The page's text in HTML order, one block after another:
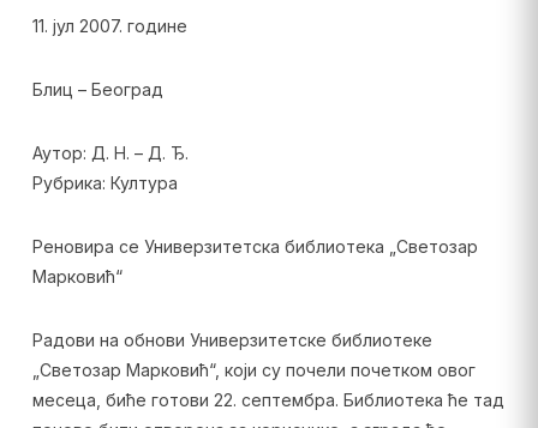
11. јул 2007. године
Блиц – Београд
Аутор: Д. Н. – Д. Ђ.
Рубрика: Култура
Реновира се Универзитетска библиотека „Светозар
Марковић“
Радови на обнови Универзитетске библиотеке
„Светозар Марковић“, који су почели почетком овог
месеца, биће готови 22. септембра. Библиотека ће тад